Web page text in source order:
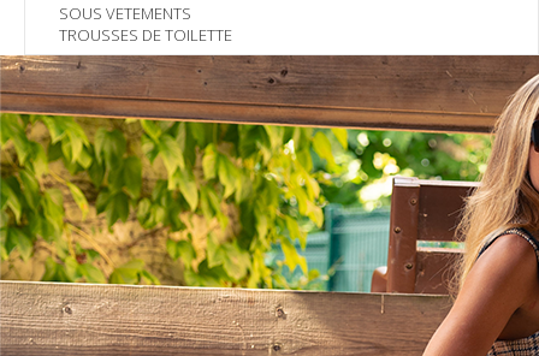
SOUS VETEMENTS
TROUSSES DE TOILETTE